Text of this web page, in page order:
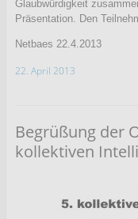
Glaubwürdigkeit
Präsentation. Den
Netbaes 22.4.2013
22. April 2013
Begrüßung der
kollektiven